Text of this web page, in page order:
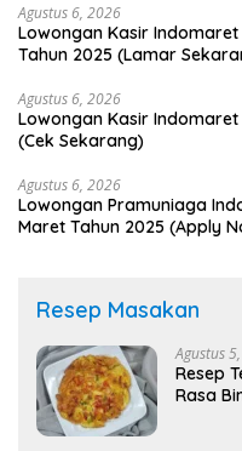
Agustus 6, 2026
Lowongan Kasir
Tahun 2025 (Lamar
Agustus 6, 2026
Lowongan Kasir
(Cek Sekarang)
Agustus 6, 2026
Lowongan Pramuniaga
Maret Tahun 2025 (Apply
Resep Masakan
Agustus
Resep
Rasa